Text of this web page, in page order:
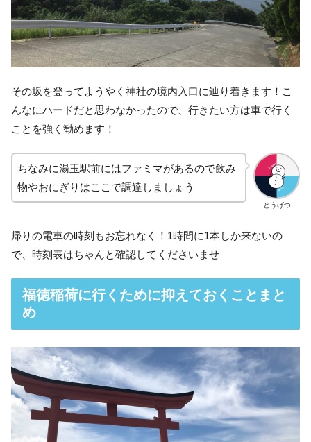
その坂を登ってようやく神社の境内入口に辿り着きます！こ
んなにハードだと思わなかったので、行きたい方は車で行く
ことを強く勧めます！
とうげつ
ちなみに湯玉駅前にはファミマがあるので飲み
物やおにぎりはここで調達しましょう
帰りの電車の時刻もお忘れなく！1時間に1本しか来ないの
で、時刻表はちゃんと確認してくださいませ
福徳稲荷に行くために抑えておくことまと
め